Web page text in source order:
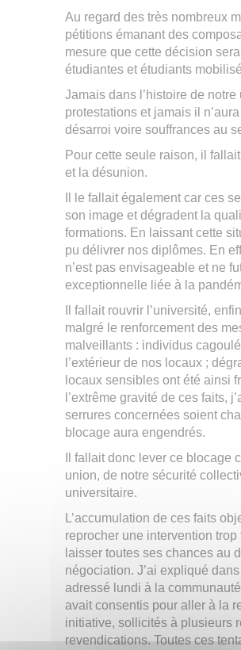
Au regard des très nombreux
pétitions émanant des
mesure que cette décision
étudiantes et étudiants
Jamais dans l’histoire de
protestations et jamais il
désarroi voire souffrances au
Pour cette seule raison, il
et la désunion.
Il le fallait également car ces
son image et dégradent la
formations. En laissant cette
pu délivrer nos diplômes. En
n’est pas envisageable et ne
exceptionnelle liée à la
Il fallait rouvrir l’université,
malgré le renforcement des
malveillants : individus
l’extérieur de nos locaux ;
locaux sensibles ont été ainsi
l’extrême gravité de ces faits,
serrures concernées soient
blocage aura engendrés.
Il fallait donc lever ce blocage
union, de notre sécurité
universitaire.
L’accumulation de ces faits
reprocher une intervention
laisser toutes ses chances au
négociation. J’ai expliqué
adressé lundi à la
avait consentis pour aller à la
initiative, sollicités à plusieurs
revendications. Toutes ces